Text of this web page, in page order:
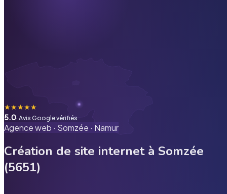
★★★★★
5.0· Avis Google vérifiés
Agence web · Somzée · Namur
Création de site internet à Somzée
(5651)